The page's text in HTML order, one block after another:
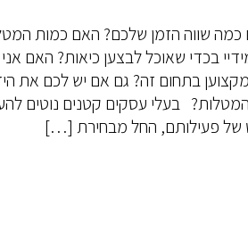
שווה הזמן שלכם? האם כמות
בכדי שאוכל לבצען כיאות? האם אני
בתחום זה? גם אם יש לכם את
בעלי עסקים קטנים נוטים
של פעילותם, החל מבחירת […]